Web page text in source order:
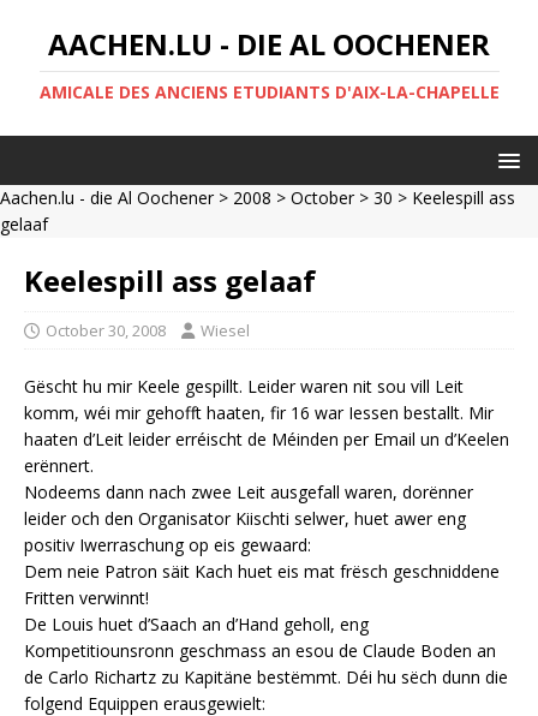
AACHEN.LU - DIE AL OOCHENER
AMICALE DES ANCIENS ETUDIANTS D'AIX-LA-CHAPELLE
Aachen.lu - die Al Oochener> 2008 > October> 30 > Keelespill ass
gelaaf
Keelespill ass gelaaf
October 30, 2008 Wiesel
Gëscht hu mir Keele gespillt. Leider waren nit sou vill Leit
komm, wéi mir gehofft haaten, fir 16 war Iessen bestallt. Mir
haaten d’Leit leider erréischt de Méinden per Email un d’Keelen
erënnert.
Nodeems dann nach zwee Leit ausgefall waren, dorënner
leider och den Organisator Kiischti selwer, huet awer eng
positiv Iwerraschung op eis gewaard:
Dem neie Patron säit Kach huet eis mat frësch geschniddene
Fritten verwinnt!
De Louis huet d’Saach an d’Hand geholl, eng
Kompetitiounsronn geschmass an esou de Claude Boden an
de Carlo Richartz zu Kapitäne bestëmmt. Déi hu sëch dunn die
folgend Equippen erausgewielt: